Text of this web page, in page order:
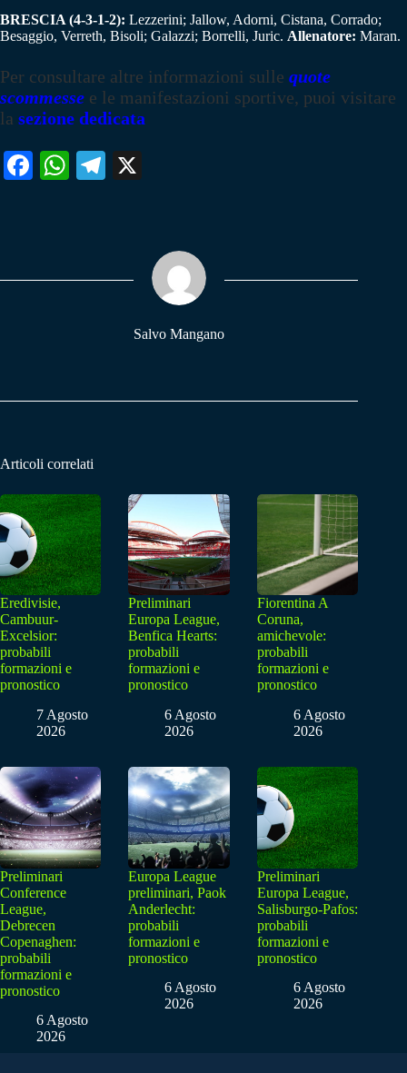
BRESCIA (4-3-1-2): Lezzerini; Jallow, Adorni, Cistana, Corrado;
Besaggio, Verreth, Bisoli; Galazzi; Borrelli, Juric. Allenatore: Maran.
Per consultare altre informazioni sulle quote
scommesse e le manifestazioni sportive, puoi visitare
la sezione dedicata
Fa W
pp
Te
m
Salvo Mangano
Articoli correlati
Eredivisie,
Cambuur-
Excelsior:
probabili
formazioni e
pronostico
7 Agosto
2026
Preliminari
Europa League,
Benfica Hearts:
probabili
formazioni e
pronostico
6 Agosto
2026
Fiorentina A
Coruna,
amichevole:
probabili
formazioni e
pronostico
6 Agosto
2026
Preliminari
Conference
League,
Debrecen
Copenaghen:
probabili
formazioni e
pronostico
6 Agosto
2026
Europa League
preliminari, Paok
Anderlecht:
probabili
formazioni e
pronostico
6 Agosto
2026
Preliminari
Europa League,
Salisburgo-Pafos:
probabili
formazioni e
pronostico
6 Agosto
2026